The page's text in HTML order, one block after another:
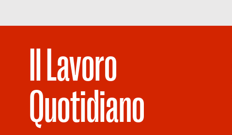
Il Lavoro
Quotidiano